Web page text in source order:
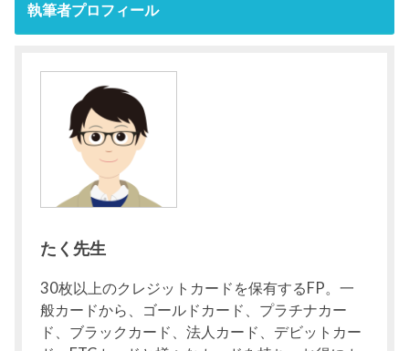
執筆者プロフィール
たく先生
30枚以上のクレジットカードを保有するFP。一
般カードから、ゴールドカード、プラチナカー
ド、ブラックカード、法人カード、デビットカー